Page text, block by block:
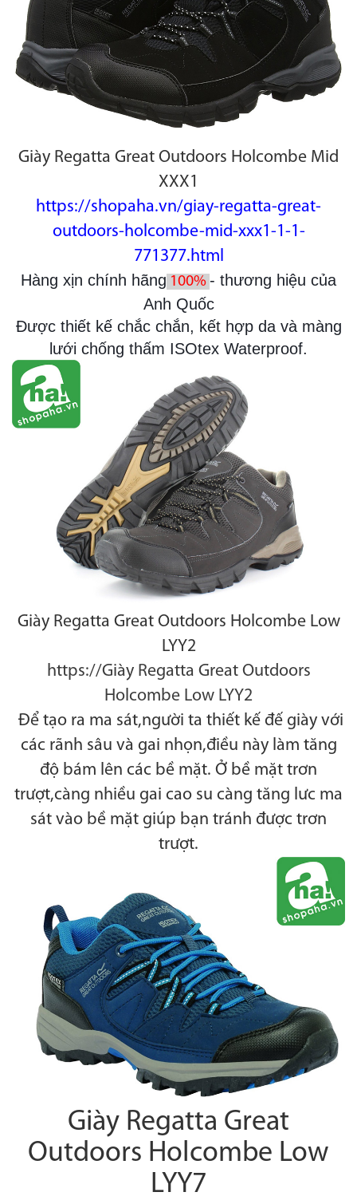
Giày Regatta Great Outdoors Holcombe Mid
XXX1
https://shopaha.vn/giay-regatta-great-
outdoors-holcombe-mid-xxx1-1-1-
771377.html
Hàng xịn chính hãng 100% - thương hiệu của
Anh Quốc
Được thiết kế chắc chắn, kết hợp da và màng
lưới chống thấm ISOtex Waterproof.
Giày Regatta Great Outdoors Holcombe Low
LYY2
https://Giày Regatta Great Outdoors
Holcombe Low LYY2
Để tạo ra ma sát,người ta thiết kế đế giày với
các rãnh sâu và gai nhọn,điều này làm tăng
độ bám lên các bề mặt. Ở bề mặt trơn
trượt,càng nhiều gai cao su càng tăng lưc ma
sát vào bề mặt giúp bạn tránh được trơn
trượt.
Giày Regatta Great
Outdoors Holcombe Low
LYY7